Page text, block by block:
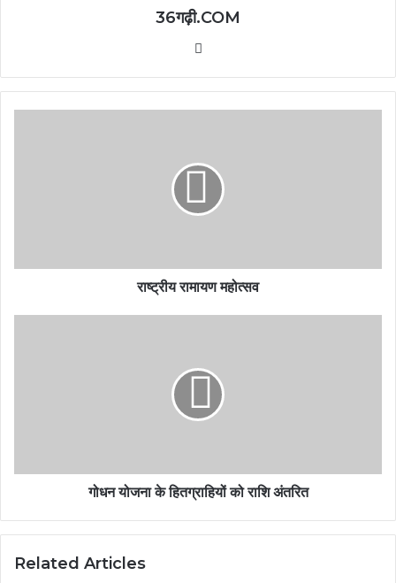
36गढ़ी.COM
राष्ट्रीय रामायण महोत्सव
गोधन योजना के हितग्राहियों को राशि अंतरित
Related Articles